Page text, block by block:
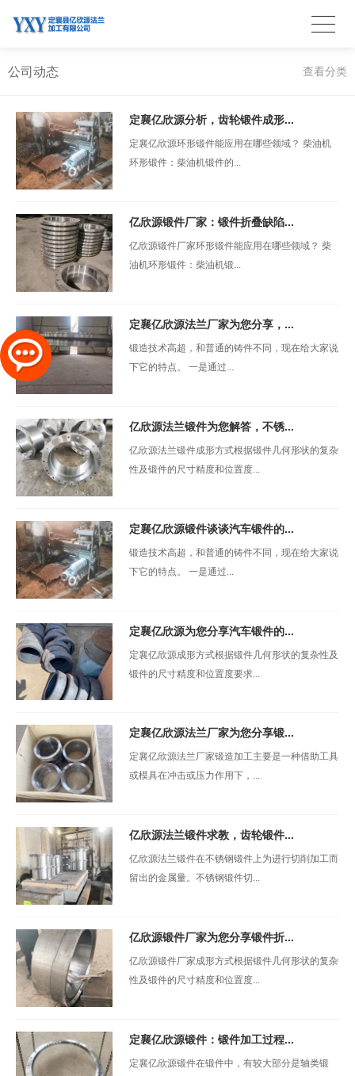
公司动态 查看分类
定襄亿欣源分析，齿轮锻件成形...
定襄亿欣源环形锻件能应用在哪些领域？ 柴油机
环形锻件：柴油机锻件的...
亿欣源锻件厂家：锻件折叠缺陷...
亿欣源锻件厂家环形锻件能应用在哪些领域？ 柴
油机环形锻件：柴油机锻...
定襄亿欣源法兰厂家为您分享，...
锻造技术高超，和普通的铸件不同，现在给大家说
下它的特点。 一是通过...
亿欣源法兰锻件为您解答，不锈...
亿欣源法兰锻件成形方式根据锻件几何形状的复杂
性及锻件的尺寸精度和位置度...
定襄亿欣源锻件谈谈汽车锻件的...
锻造技术高超，和普通的铸件不同，现在给大家说
下它的特点。 一是通过...
定襄亿欣源为您分享汽车锻件的...
定襄亿欣源成形方式根据锻件几何形状的复杂性及
锻件的尺寸精度和位置度要求...
定襄亿欣源法兰厂家为您分享锻...
定襄亿欣源法兰厂家锻造加工主要是一种借助工具
或模具在冲击或压力作用下，...
亿欣源法兰锻件求教，齿轮锻件...
亿欣源法兰锻件在不锈钢锻件上为进行切削加工而
留出的金属量。不锈钢锻件切...
亿欣源锻件厂家为您分享锻件折...
亿欣源锻件厂家成形方式根据锻件几何形状的复杂
性及锻件的尺寸精度和位置度...
定襄亿欣源锻件：锻件加工过程...
定襄亿欣源锻件在锻件中，有较大部分是轴类锻